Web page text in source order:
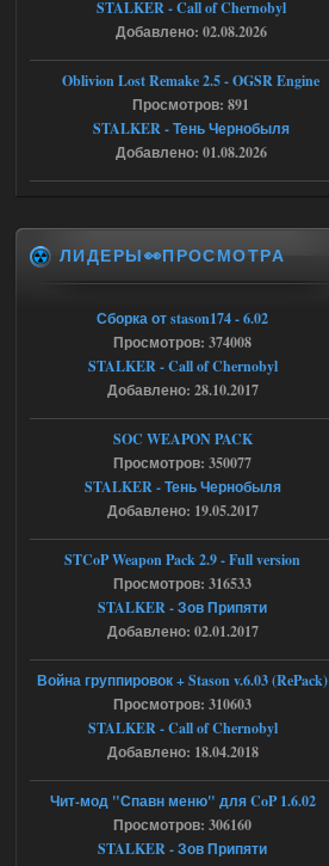
Доступно только для пользователей
Ответить ➤
05.08.2026
Тайна Зоны - Remaster 2026
чудо))
Ответить ➤
05.08.2026
Тайна Зоны - Remaster 2026
Stalker-Mods-Clan-su
Доступно только для пользователей
Ответить ➤
05.08.2026
20:25
AndreySA
[05.08.26
20:23:10.934] [17468]
FATAL ERROR
[error]Expression : FATAL ERROR
[error]Function :
CScriptEngine::lua_pcall_failed
[error]File : D:\a\OGSR-
Engine\OGSR-
Engine\ogsr_engine\COMMON_AI\scrip
t_engine.cpp
[error]Line : 75
[error]Description :
[CScriptEngine::lua_pcall_failed]: ... -
chernobyl\gamedata\scripts\xr_camper.sc
STALKER - Call of Chernobyl
Добавлено: 02.08.2026
Oblivion Lost Remake 2.5 - OGSR Engine
Просмотров: 891
STALKER - Тень Чернобыля
Добавлено: 01.08.2026
ЛИДЕРЫ👀ПРОСМОТРА
Сборка от stason174 - 6.02
Просмотров: 374008
STALKER - Call of Chernobyl
Добавлено: 28.10.2017
SOC WEAPON PACK
Просмотров: 350077
STALKER - Тень Чернобыля
Добавлено: 19.05.2017
STCoP Weapon Pack 2.9 - Full version
Просмотров: 316533
STALKER - Зов Припяти
Добавлено: 02.01.2017
Война группировок + Stason v.6.03 (RePack)
Просмотров: 310603
STALKER - Call of Chernobyl
Добавлено: 18.04.2018
Чит-мод "Спавн меню" для CoP 1.6.02
Просмотров: 306160
STALKER - Зов Припяти